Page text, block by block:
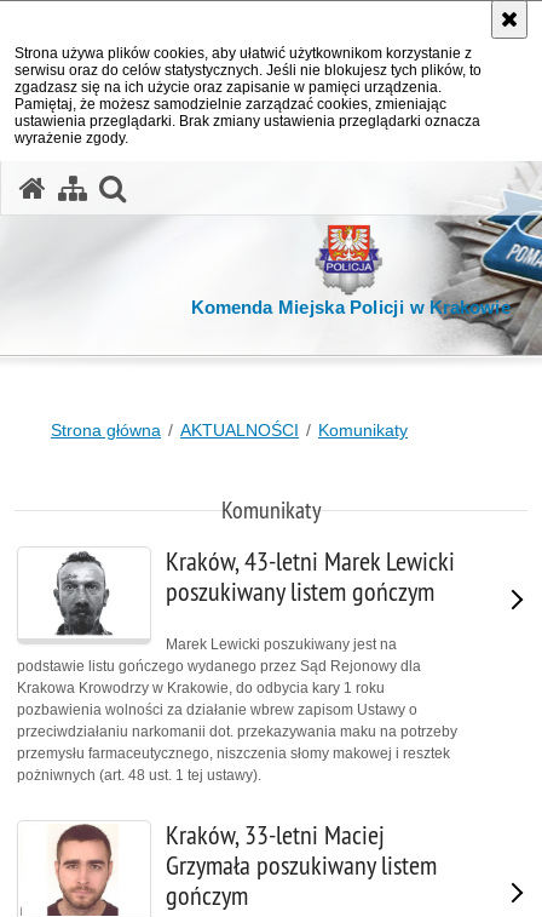
Strona używa plików cookies, aby ułatwić użytkownikom korzystanie z
serwisu oraz do celów statystycznych. Jeśli nie blokujesz tych plików, to
zgadzasz się na ich użycie oraz zapisanie w pamięci urządzenia.
Pamiętaj, że możesz samodzielnie zarządzać cookies, zmieniając
ustawienia przeglądarki. Brak zmiany ustawienia przeglądarki oznacza
wyrażenie zgody.
Komenda Miejska Policji w Krakowie
Strona główna AKTUALNOŚCI Komunikaty
Komunikaty
Kraków, 43-letni Marek Lewicki
poszukiwany listem gończym
Marek Lewicki poszukiwany jest na
podstawie listu gończego wydanego przez Sąd Rejonowy dla
Krakowa Krowodrzy w Krakowie, do odbycia kary 1 roku
pozbawienia wolności za działanie wbrew zapisom Ustawy o
przeciwdziałaniu narkomanii dot. przekazywania maku na potrzeby
przemysłu farmaceutycznego, niszczenia słomy makowej i resztek
pożniwnych (art. 48 ust. 1 tej ustawy).
Kraków, 33-letni Maciej
Grzymała poszukiwany listem
gończym